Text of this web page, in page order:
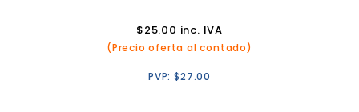
$25.00 inc. IVA
(Precio oferta al contado)
PVP:$27.00